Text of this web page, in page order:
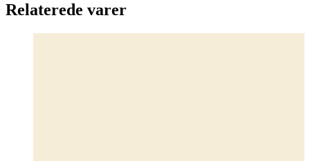
Relaterede varer